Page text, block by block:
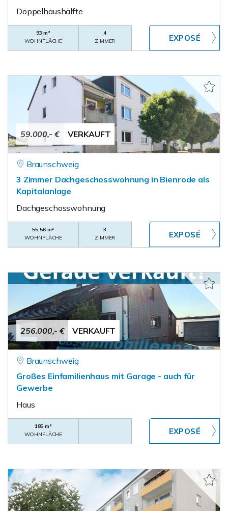
Doppelhaushälfte
93 m²
WOHNFLÄCHE
4
ZIMMER
59.000,- € VERKAUFT
Braunschweig
3 Zimmer Dachgeschosswohnung in Bienrode als
Kapitalanlage
Dachgeschosswohnung
55,56 m²
WOHNFLÄCHE
3
ZIMMER
256.000,- € VERKAUFT
Braunschweig
Großes Einfamilienhaus mit Garage - auch für
Gewerbe
Haus
185 m²
WOHNFLÄCHE